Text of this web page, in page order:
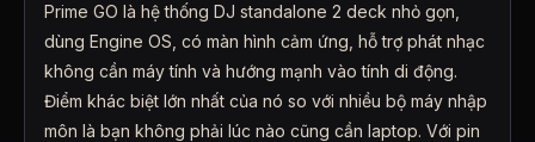
Prime GO là hệ thống DJ standalone 2 deck nhỏ gọn,
dùng Engine OS, có màn hình cảm ứng, hỗ trợ phát nhạc
không cần máy tính và hướng mạnh vào tính di động.
Điểm khác biệt lớn nhất của nó so với nhiều bộ máy nhập
môn là bạn không phải lúc nào cũng cần laptop. Với pin